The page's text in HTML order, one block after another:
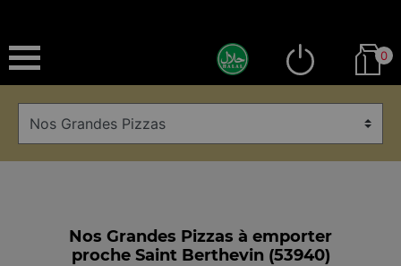
0
Nos Grandes Pizzas à emporter
proche Saint Berthevin (53940)